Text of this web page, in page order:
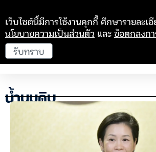
น้ำนมดิบ
เว็บไซต์นี้มีการใช้งานคุกกี้ ศึกษารายละเ
นโยบายความเป็นส่วนตัว และข้อตกลงก
รับทราบ